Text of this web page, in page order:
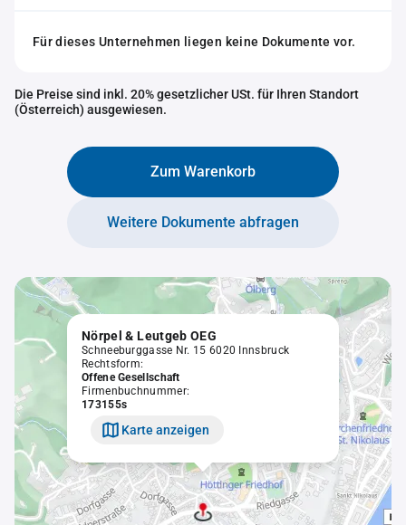
Für dieses Unternehmen liegen keine Dokumente vor.
Die Preise sind inkl. 20% gesetzlicher USt. für Ihren Standort
(Österreich) ausgewiesen.
Zum Warenkorb
Weitere Dokumente abfragen
Nörpel & Leutgeb OEG
Schneeburggasse Nr. 15 6020 Innsbruck
Rechtsform:
Offene Gesellschaft
Firmenbuchnummer:
173155s
Karte anzeigen